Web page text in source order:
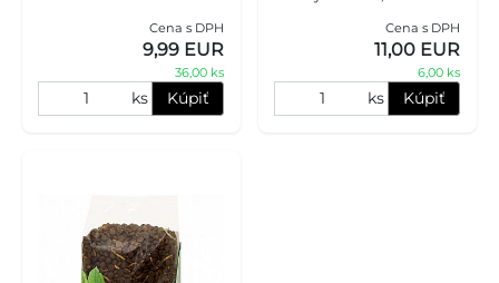
Cena s DPH
9,99 EUR
36,00 ks
ks Kúpiť
hmotnosť 600 g.Cena s DPH
11,00 EUR
6,00 ks
ks Kúpiť